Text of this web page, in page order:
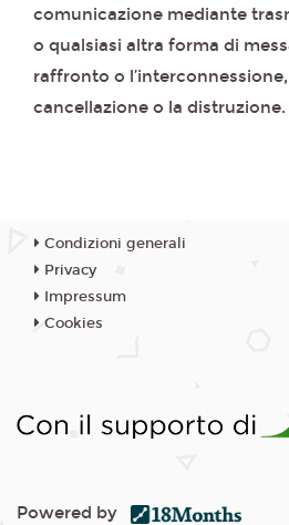
comunicazione mediante
o qualsiasi altra forma di
raffronto o
cancellazione o la distruzione.
Condizioni generali
Privacy
Impressum
Cookies
Powered by